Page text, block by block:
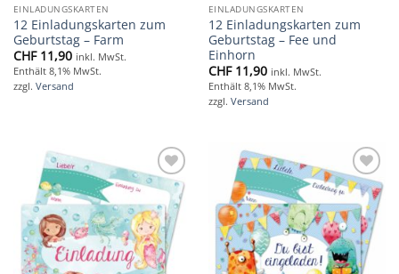
EINLADUNGSKARTEN
12 Einladungskarten zum
Geburtstag – Farm
CHF11,90 inkl. MwSt.
Enthält 8,1% MwSt.
zzgl. Versand
EINLADUNGSKARTEN
12 Einladungskarten zum
Geburtstag – Fee und
Einhorn
CHF11,90 inkl. MwSt.
Enthält 8,1% MwSt.
zzgl. Versand
Add to
wishlist
Add to
wishlist